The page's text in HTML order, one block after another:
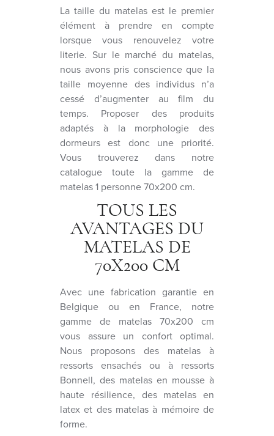
La taille du matelas est le premier
élément à prendre en compte
lorsque vous renouvelez votre
literie. Sur le marché du matelas,
nous avons pris conscience que la
taille moyenne des individus n’a
cessé d’augmenter au film du
temps. Proposer des produits
adaptés à la morphologie des
dormeurs est donc une priorité.
Vous trouverez dans notre
catalogue toute la gamme de
matelas 1 personne 70x200 cm.
TOUS LES
AVANTAGES DU
MATELAS DE
70X200 CM
Avec une fabrication garantie en
Belgique ou en France, notre
gamme de matelas 70x200 cm
vous assure un confort optimal.
Nous proposons des matelas à
ressorts ensachés ou à ressorts
Bonnell, des matelas en mousse à
haute résilience, des matelas en
latex et des matelas à mémoire de
forme.